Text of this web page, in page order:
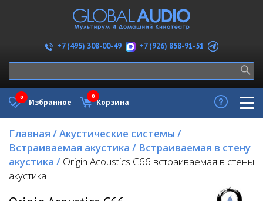
+7 (495) 308-00-49 +7 (926) 858-91-51
Избранное
0
Корзина
0
Главная /Акустические системы /
Встраиваемая акустика / Встраиваемая в стену
акустика / Origin Acoustics C66 встраиваемая в стены
акустика